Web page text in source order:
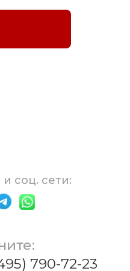
и соц. сети:
790-72-23